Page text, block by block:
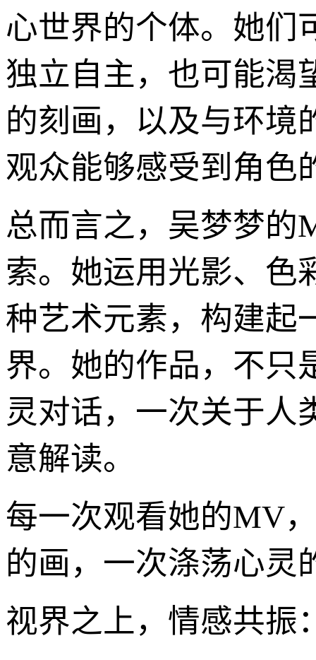
心世界的个体。她们
独立自主，也可能渴
的刻画，以及与环境
观众能够感受到角色
总而言之，吴梦梦的
索。她运用光影、色
种艺术元素，构建起
界。她的作品，不只
灵对话，一次关于人
意解读。
每一次观看她的MV
的画，一次涤荡心灵
视界之上，情感共振